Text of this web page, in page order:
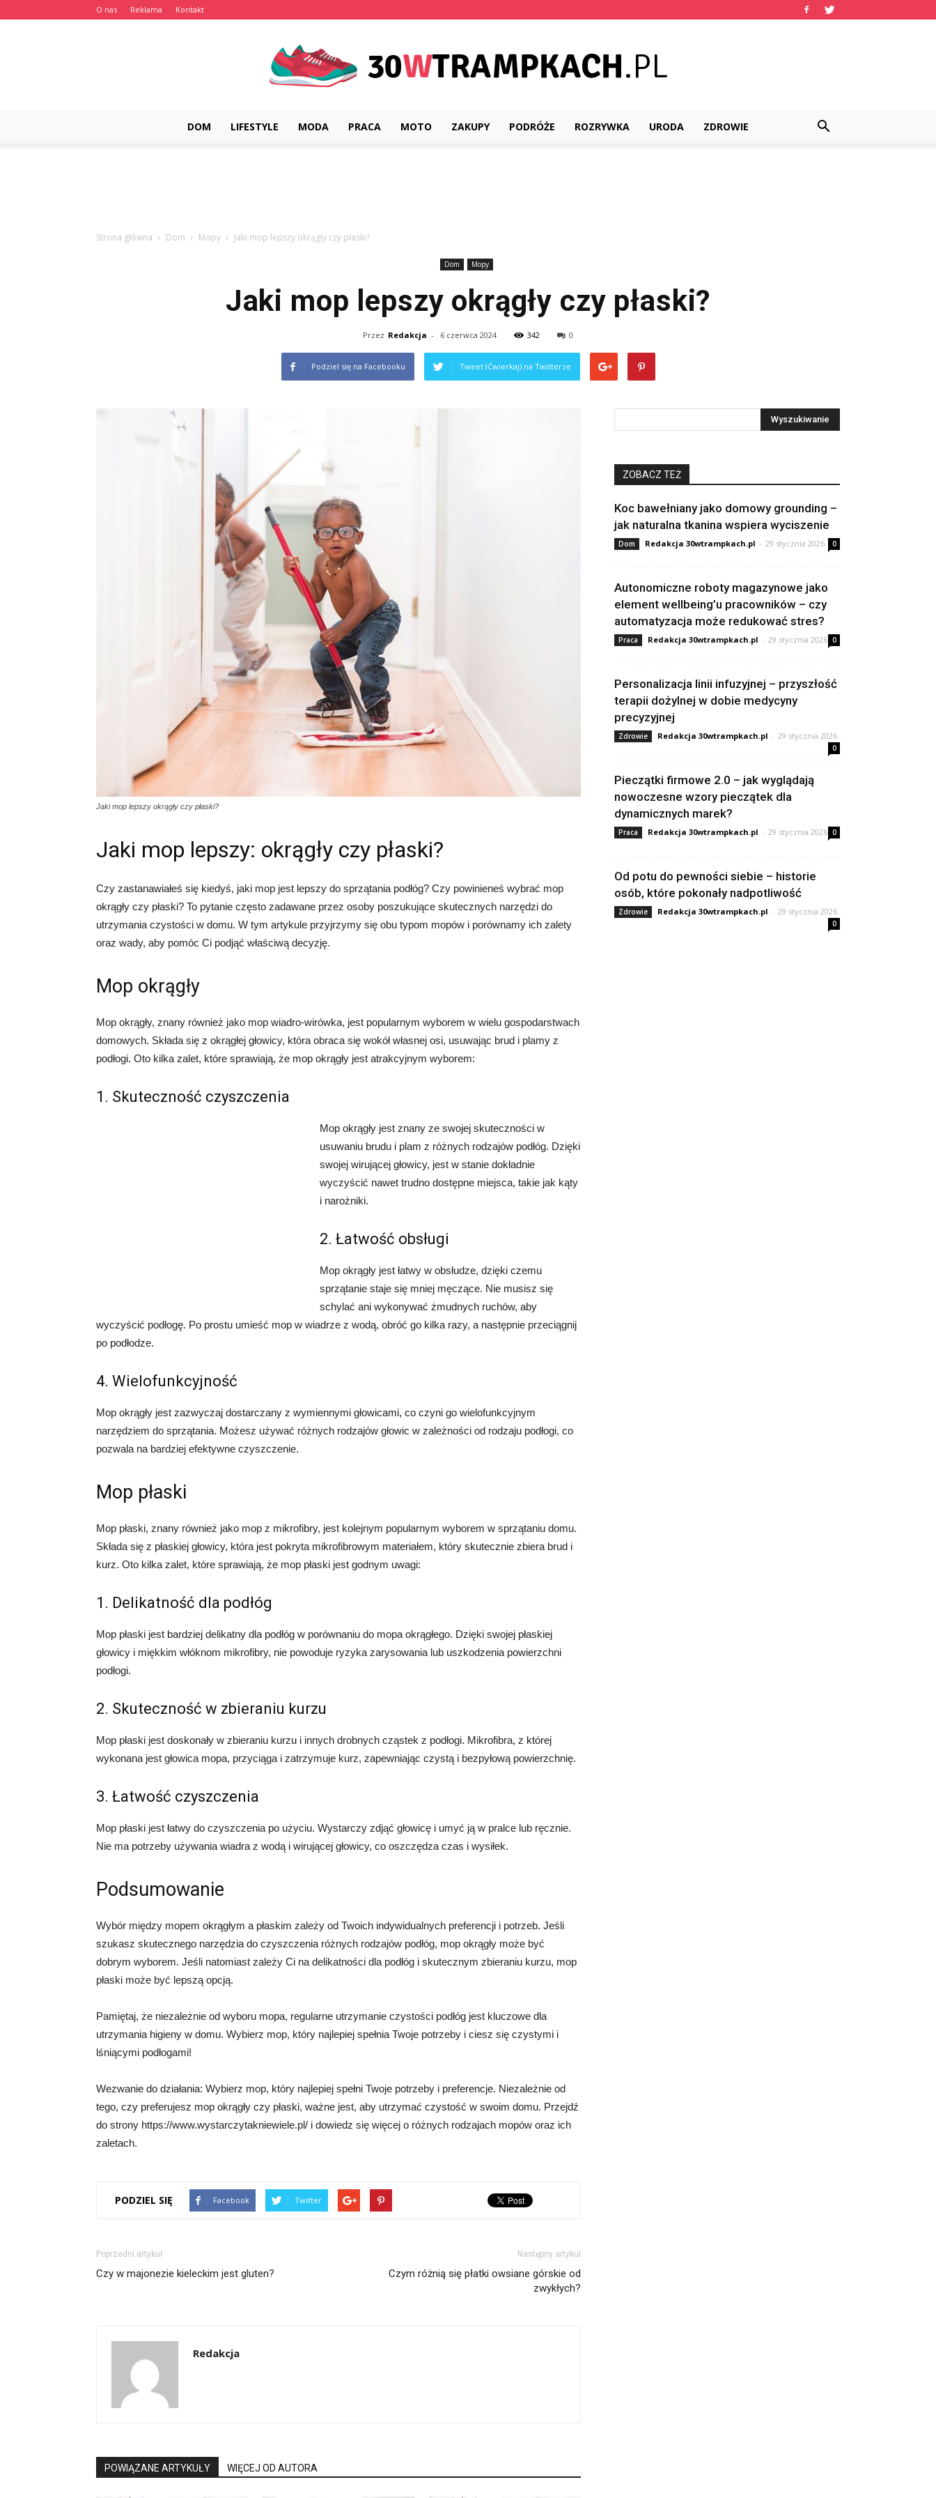
O nas Reklama Kontakt
30wtrampkach.pl
DOM LIFESTYLE MODA PRACA MOTO ZAKUPY PODRÓŻE ROZRYWKA URODA ZDROWIE
Strona główna Dom Mopy Jaki mop lepszy okrągły czy płaski?
Dom Mopy
Jaki mop lepszy okrągły czy płaski?
Przez Redakcja - 6 czerwca 2024 342 0
Podziel się na Facebooku Tweet (Ćwierkaj) na Twitterze
Jaki mop lepszy okrągły czy płaski?
Jaki mop lepszy: okrągły czy płaski?
Czy zastanawiałeś się kiedyś, jaki mop jest lepszy do sprzątania podłóg? Czy powinieneś wybrać mop
okrągły czy płaski? To pytanie często zadawane przez osoby poszukujące skutecznych narzędzi do
utrzymania czystości w domu. W tym artykule przyjrzymy się obu typom mopów i porównamy ich zalety
oraz wady, aby pomóc Ci podjąć właściwą decyzję.
Mop okrągły
Mop okrągły, znany również jako mop wiadro-wirówka, jest popularnym wyborem w wielu gospodarstwach
domowych. Składa się z okrągłej głowicy, która obraca się wokół własnej osi, usuwając brud i plamy z
podłogi. Oto kilka zalet, które sprawiają, że mop okrągły jest atrakcyjnym wyborem:
1. Skuteczność czyszczenia
Mop okrągły jest znany ze swojej skuteczności w
usuwaniu brudu i plam z różnych rodzajów podłóg. Dzięki
swojej wirującej głowicy, jest w stanie dokładnie
wyczyścić nawet trudno dostępne miejsca, takie jak kąty
i narożniki.
2. Łatwość obsługi
Mop okrągły jest łatwy w obsłudze, dzięki czemu
sprzątanie staje się mniej męczące. Nie musisz się
schylać ani wykonywać żmudnych ruchów, aby
wyczyścić podłogę. Po prostu umieść mop w wiadrze z wodą, obróć go kilka razy, a następnie przeciągnij
po podłodze.
4. Wielofunkcyjność
Mop okrągły jest zazwyczaj dostarczany z wymiennymi głowicami, co czyni go wielofunkcyjnym
narzędziem do sprzątania. Możesz używać różnych rodzajów głowic w zależności od rodzaju podłogi, co
pozwala na bardziej efektywne czyszczenie.
Mop płaski
Mop płaski, znany również jako mop z mikrofibry, jest kolejnym popularnym wyborem w sprzątaniu domu.
Składa się z płaskiej głowicy, która jest pokryta mikrofibrowym materiałem, który skutecznie zbiera brud i
kurz. Oto kilka zalet, które sprawiają, że mop płaski jest godnym uwagi:
1. Delikatność dla podłóg
Mop płaski jest bardziej delikatny dla podłóg w porównaniu do mopa okrągłego. Dzięki swojej płaskiej
głowicy i miękkim włóknom mikrofibry, nie powoduje ryzyka zarysowania lub uszkodzenia powierzchni
podłogi.
2. Skuteczność w zbieraniu kurzu
Mop płaski jest doskonały w zbieraniu kurzu i innych drobnych cząstek z podłogi. Mikrofibra, z której
wykonana jest głowica mopa, przyciąga i zatrzymuje kurz, zapewniając czystą i bezpyłową powierzchnię.
3. Łatwość czyszczenia
Mop płaski jest łatwy do czyszczenia po użyciu. Wystarczy zdjąć głowicę i umyć ją w pralce lub ręcznie.
Nie ma potrzeby używania wiadra z wodą i wirującej głowicy, co oszczędza czas i wysiłek.
Podsumowanie
Wybór między mopem okrągłym a płaskim zależy od Twoich indywidualnych preferencji i potrzeb. Jeśli
szukasz skutecznego narzędzia do czyszczenia różnych rodzajów podłóg, mop okrągły może być
dobrym wyborem. Jeśli natomiast zależy Ci na delikatności dla podłóg i skutecznym zbieraniu kurzu, mop
płaski może być lepszą opcją.
Pamiętaj, że niezależnie od wyboru mopa, regularne utrzymanie czystości podłóg jest kluczowe dla
utrzymania higieny w domu. Wybierz mop, który najlepiej spełnia Twoje potrzeby i ciesz się czystymi i
lśniącymi podłogami!
Wezwanie do działania: Wybierz mop, który najlepiej spełni Twoje potrzeby i preferencje. Niezależnie od
tego, czy preferujesz mop okrągły czy płaski, ważne jest, aby utrzymać czystość w swoim domu. Przejdź
do strony https://www.wystarczytakniewiele.pl/ i dowiedz się więcej o różnych rodzajach mopów oraz ich
zaletach.
PODZIEL SIĘ Facebook Twitter
Poprzedni artykuł
Czy w majonezie kieleckim jest gluten?
Następny artykuł
Czym różnią się płatki owsiane górskie od
zwykłych?
Redakcja
POWIĄZANE ARTYKUŁY WIĘCEJ OD AUTORA
ZOBACZ TEŻ
Koc bawełniany jako domowy grounding –
jak naturalna tkanina wspiera wyciszenie
Dom Redakcja 30wtrampkach.pl - 29 stycznia 2026 0
Autonomiczne roboty magazynowe jako
element wellbeing’u pracowników – czy
automatyzacja może redukować stres?
Praca Redakcja 30wtrampkach.pl - 29 stycznia 2026 0
Personalizacja linii infuzyjnej – przyszłość
terapii dożylnej w dobie medycyny
precyzyjnej
Zdrowie Redakcja 30wtrampkach.pl - 29 stycznia 2026
0
Pieczątki firmowe 2.0 – jak wyglądają
nowoczesne wzory pieczątek dla
dynamicznych marek?
Praca Redakcja 30wtrampkach.pl - 29 stycznia 2026 0
Od potu do pewności siebie – historie
osób, które pokonały nadpotliwość
Zdrowie Redakcja 30wtrampkach.pl - 29 stycznia 2026
0